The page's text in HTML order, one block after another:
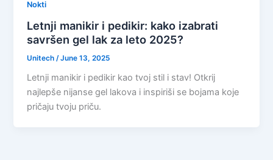
Nokti
Letnji manikir i pedikir: kako izabrati
savršen gel lak za leto 2025?
Unitech /June 13, 2025
Letnji manikir i pedikir kao tvoj stil i stav! Otkrij
najlepše nijanse gel lakova i inspiriši se bojama koje
pričaju tvoju priču.